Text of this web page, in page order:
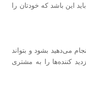
این باشد که خودتان را
می‌دهید بشود و بتواند
کننده‌ها را به مشتری